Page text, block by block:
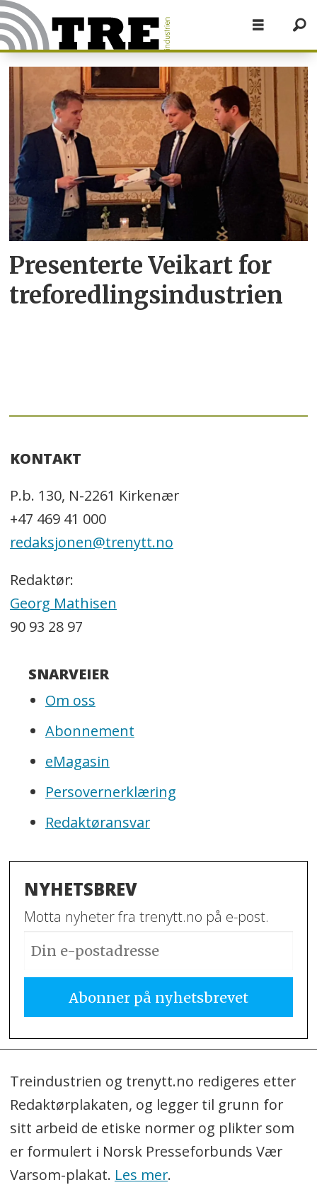
Tag:
veikart
for
treforedlingsindustrien
Presenterte Veikart for
treforedlingsindustrien
KONTAKT
P.b. 130, N-2261 Kirkenær
+47 469 41 000
redaksjonen@trenytt.no
Redaktør:
Georg Mathisen
90 93 28 97
SNARVEIER
Om oss
Abonnement
eMagasin
Persovernerklæring
Redaktøransvar
NYHETSBREV
Motta nyheter fra trenytt.no på e-post.
Treindustrien og trenytt.no redigeres etter
Redaktørplakaten, og legger til grunn for
sitt arbeid de etiske normer og plikter som
er formulert i Norsk Presseforbunds Vær
Varsom-plakat. Les mer.